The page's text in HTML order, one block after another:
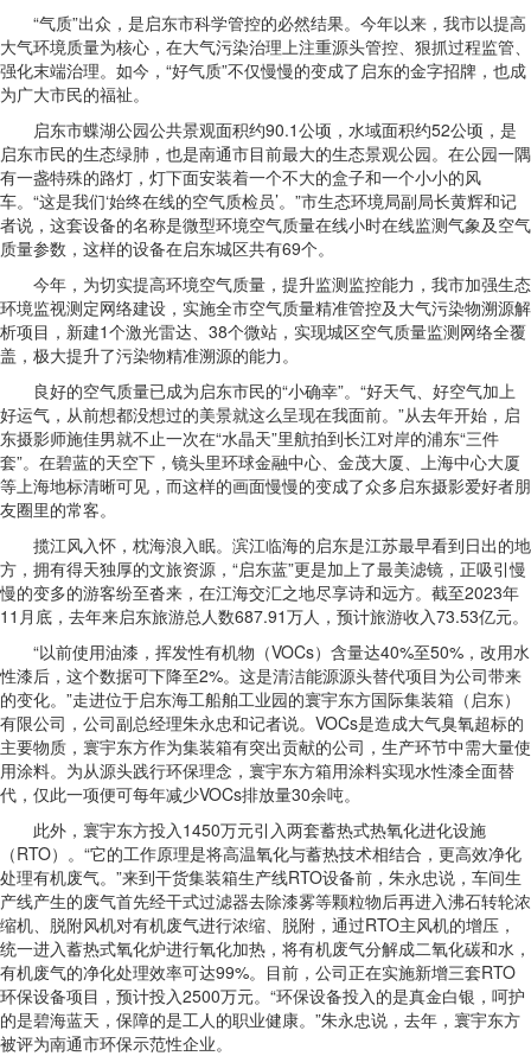
“气质”出众，是启东市科学管控的必然结果。今年以来，我市以提高
大气环境质量为核心，在大气污染治理上注重源头管控、狠抓过程监管、
强化末端治理。如今，“好气质”不仅慢慢的变成了启东的金字招牌，也成
为广大市民的福祉。
启东市蝶湖公园公共景观面积约90.1公顷，水域面积约52公顷，是
启东市民的生态绿肺，也是南通市目前最大的生态景观公园。在公园一隅
有一盏特殊的路灯，灯下面安装着一个不大的盒子和一个小小的风
车。“这是我们‘始终在线的空气质检员’。”市生态环境局副局长黄辉和记
者说，这套设备的名称是微型环境空气质量在线小时在线监测气象及空气
质量参数，这样的设备在启东城区共有69个。
今年，为切实提高环境空气质量，提升监测监控能力，我市加强生态
环境监视测定网络建设，实施全市空气质量精准管控及大气污染物溯源解
析项目，新建1个激光雷达、38个微站，实现城区空气质量监测网络全覆
盖，极大提升了污染物精准溯源的能力。
良好的空气质量已成为启东市民的“小确幸”。“好天气、好空气加上
好运气，从前想都没想过的美景就这么呈现在我面前。”从去年开始，启
东摄影师施佳男就不止一次在“水晶天”里航拍到长江对岸的浦东“三件
套”。在碧蓝的天空下，镜头里环球金融中心、金茂大厦、上海中心大厦
等上海地标清晰可见，而这样的画面慢慢的变成了众多启东摄影爱好者朋
友圈里的常客。
揽江风入怀，枕海浪入眠。滨江临海的启东是江苏最早看到日出的地
方，拥有得天独厚的文旅资源，“启东蓝”更是加上了最美滤镜，正吸引慢
慢的变多的游客纷至沓来，在江海交汇之地尽享诗和远方。截至2023年
11月底，去年来启东旅游总人数687.91万人，预计旅游收入73.53亿元。
“以前使用油漆，挥发性有机物（VOCs）含量达40%至50%，改用水
性漆后，这个数据可下降至2%。这是清洁能源源头替代项目为公司带来
的变化。”走进位于启东海工船舶工业园的寰宇东方国际集装箱（启东）
有限公司，公司副总经理朱永忠和记者说。VOCs是造成大气臭氧超标的
主要物质，寰宇东方作为集装箱有突出贡献的公司，生产环节中需大量使
用涂料。为从源头践行环保理念，寰宇东方箱用涂料实现水性漆全面替
代，仅此一项便可每年减少VOCs排放量30余吨。
此外，寰宇东方投入1450万元引入两套蓄热式热氧化进化设施
（RTO）。“它的工作原理是将高温氧化与蓄热技术相结合，更高效净化
处理有机废气。”来到干货集装箱生产线RTO设备前，朱永忠说，车间生
产线产生的废气首先经干式过滤器去除漆雾等颗粒物后再进入沸石转轮浓
缩机、脱附风机对有机废气进行浓缩、脱附，通过RTO主风机的增压，
统一进入蓄热式氧化炉进行氧化加热，将有机废气分解成二氧化碳和水，
有机废气的净化处理效率可达99%。目前，公司正在实施新增三套RTO
环保设备项目，预计投入2500万元。“环保设备投入的是真金白银，呵护
的是碧海蓝天，保障的是工人的职业健康。”朱永忠说，去年，寰宇东方
被评为南通市环保示范性企业。